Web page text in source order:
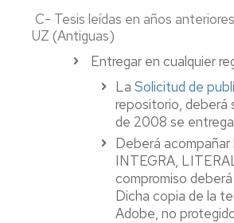
C- Tesis leídas en años
UZ (Antiguas)
Entregar en cualquier
La Solicitud de
repositorio, deberá
de 2008 se
Deberá
INTEGRA,
compromiso
Dicha copia de la
Adobe, no